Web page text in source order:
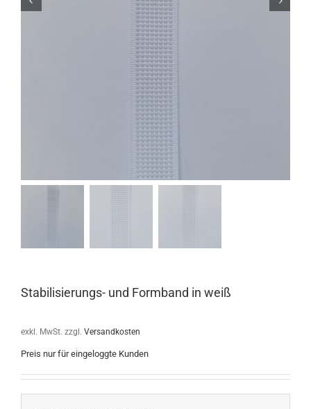
Stabilisierungs- und Formband in weiß
exkl. MwSt. zzgl. Versandkosten
Preis nur für eingeloggte Kunden